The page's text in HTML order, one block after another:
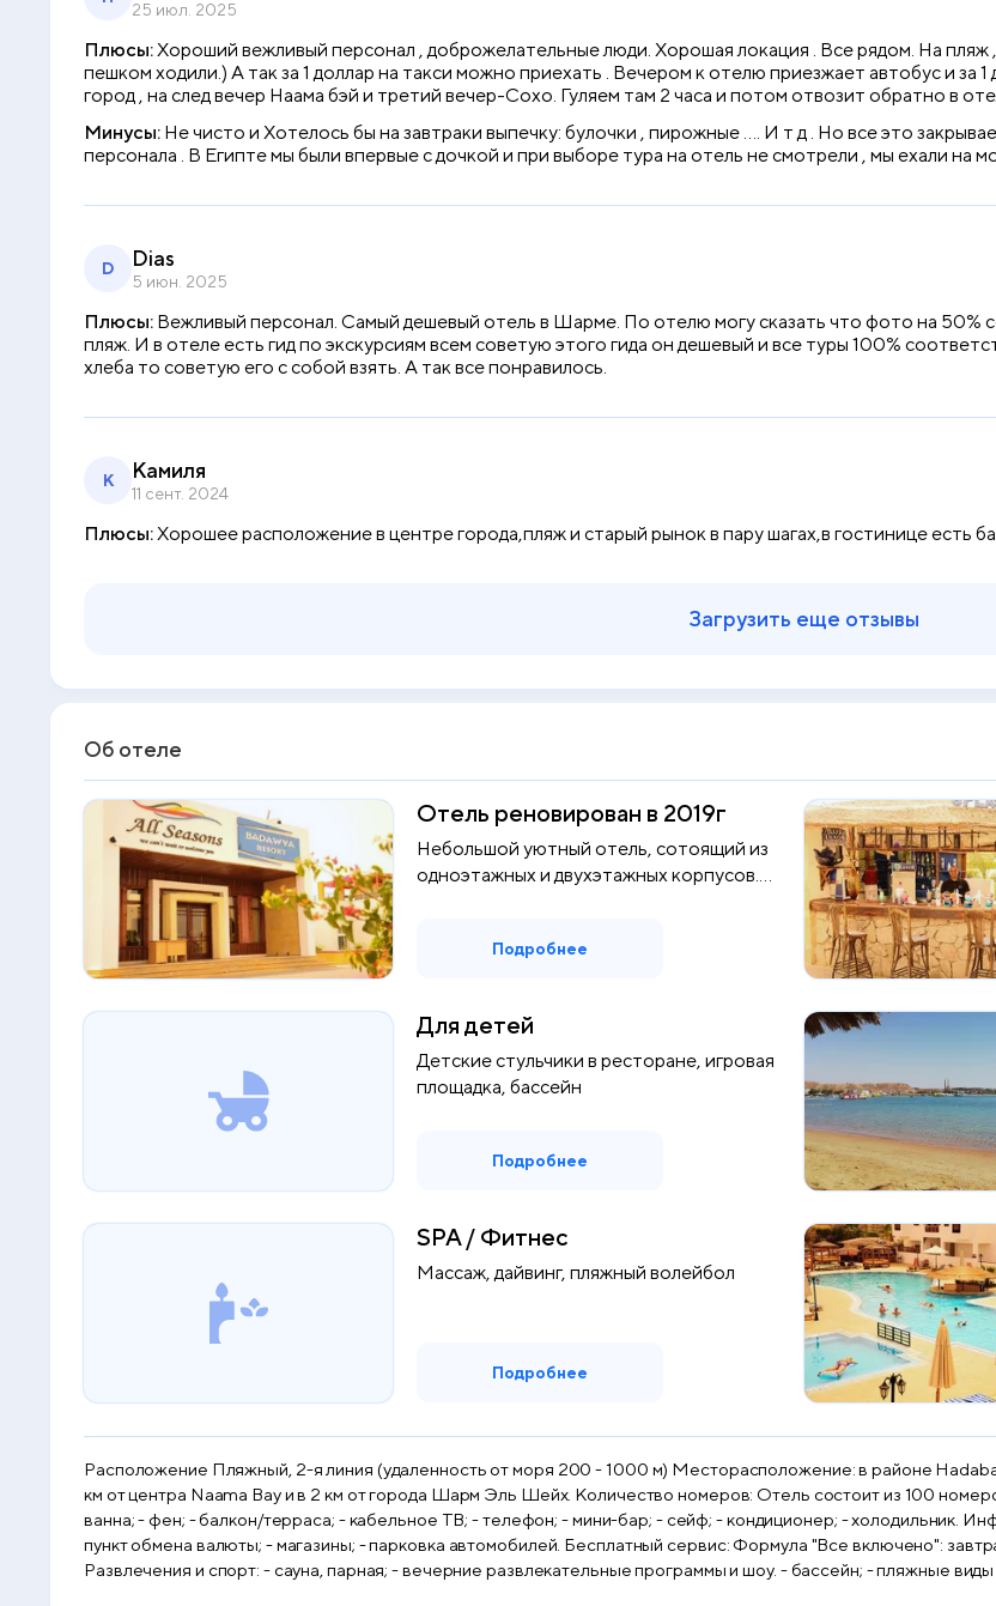
25 июл. 2025
Плюсы:Хороший вежливый персонал , доброжелательные люди. Хорошая локация . Все рядом. На
пешком ходили.) А так за 1 доллар на такси можно приехать . Вечером к отелю приезжает автобус и за
город , на след вечер Наама бэй и третий вечер-Сохо. Гуляем там 2 часа и потом отвозит обратно в
Минусы: Не чисто и Хотелось бы на завтраки выпечку: булочки , пирожные …. И т д . Но все это
персонала . В Египте мы были впервые с дочкой и при выборе тура на отель не смотрели , мы ехали на
D Dias
5 июн. 2025
Плюсы: Вежливый персонал. Самый дешевый отель в Шарме. По отелю могу сказать что фото на 50%
пляж. И в отеле есть гид по экскурсиям всем советую этого гида он дешевый и все туры 100%
хлеба то советую его с собой взять. А так все понравилось.
К Камиля
11 сент. 2024
Плюсы:Хорошее расположение в центре города,пляж и старый рынок в пару шагах,в гостинице есть
Загрузить еще отзывы
Об отеле
Отель реновирован в 2019г
Небольшой уютный отель, сотоящий из
одноэтажных и двухэтажных корпусов.
Подробнее
Для детей
Детские стульчики в ресторане, игровая
площадка, бассейн
Подробнее
SPA / Фитнес
Массаж, дайвинг, пляжный волейбол
Подробнее
Расположение Пляжный, 2-я линия (удаленность от моря 200 - 1000 м) Месторасположение: в районе Hadaba, в бухте Ras Om Sid, в 20 км от аэропорта Шарм Эль Шейха, в 6
км от центра Naama Bay и в 2 км от города Шарм Эль Шейх. Количество номеров: Отель состоит из 100 номеров, большинство с видом на бассейн. Описание номеров: - душ/
ванна; - фен; - балкон/терраса; - кабельное ТВ; - телефон; - мини-бар; - сейф; - кондиционер; - холодильник. Инфраструктура отеля: - reception; - услуги прачечной и химчистки; -
пункт обмена валюты; - магазины; - парковка автомобилей. Бесплатный сервис: Формула "Все включено": завтрак, обед, ужин - шведский стол, чай, кофе и сладости у бассейна.
Развлечения и спорт: - сауна, парная; - вечерние развлекательные программы и шоу. - бассейн; - пляжные виды спорта; - дайвинг-центр. Для детей: - детский бассейн; - услуги